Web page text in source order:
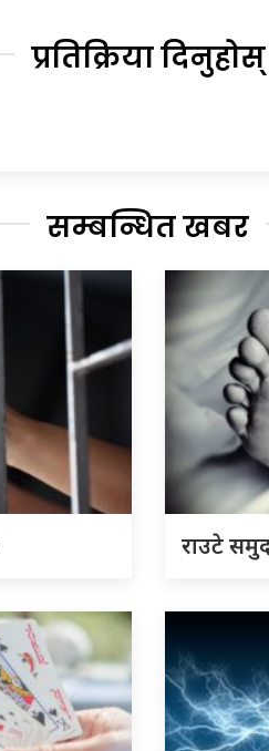
प्रतिक्रिया दिनुहोस्
सम्बन्धित खबर
राउटे